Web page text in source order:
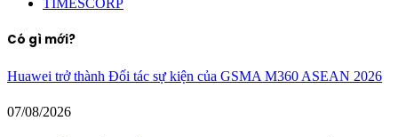
TIMESCORP
Có gì mới?
Huawei trở thành Đối tác sự kiện của GSMA M360 ASEAN 2026
07/08/2026